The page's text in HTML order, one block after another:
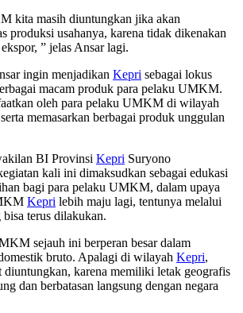
kita masih diuntungkan jika akan
produksi usahanya, karena tidak dikenakan
” jelas Ansar lagi.
ingin menjadikan Kepri sebagai lokus
macam produk para pelaku UMKM.
oleh para pelaku UMKM di wilayah
memasarkan berbagai produk unggulan
BI Provinsi Kepri Suryono
kali ini dimaksudkan sebagai edukasi
bagi para pelaku UMKM, dalam upaya
Kepri lebih maju lagi, tentunya melalui
terus dilakukan.
sejauh ini berperan besar dalam
bruto. Apalagi di wilayah Kepri,
diuntungkan, karena memiliki letak geografis
dan berbatasan langsung dengan negara